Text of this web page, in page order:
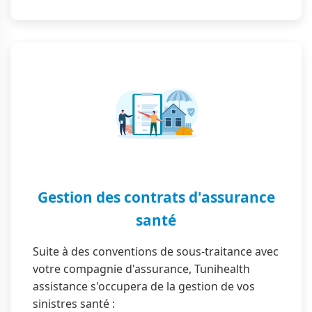
Gestion des contrats d'assurance
santé
Suite à des conventions de sous-traitance avec
votre compagnie d'assurance, Tunihealth
assistance s'occupera de la gestion de vos
sinistres santé :